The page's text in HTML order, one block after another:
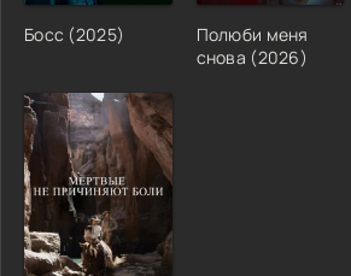
Босс (2025)
Полюби меня
снова (2026)